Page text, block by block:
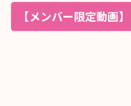
【メンバー限定動画】